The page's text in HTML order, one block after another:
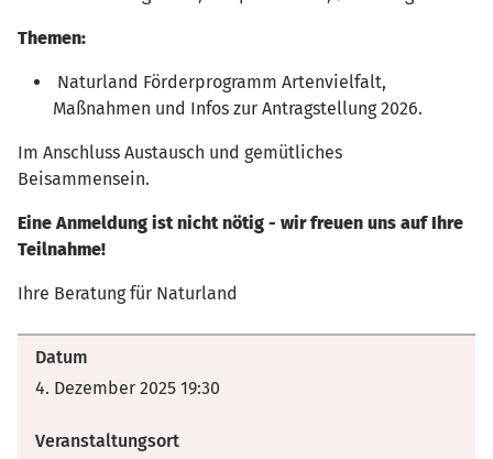
Themen:
Naturland Förderprogramm Artenvielfalt,
Maßnahmen und Infos zur Antragstellung 2026.
Im Anschluss Austausch und gemütliches
Beisammensein.
Eine Anmeldung ist nicht nötig - wir freuen uns auf Ihre
Teilnahme!
Ihre Beratung für Naturland
Datum
4. Dezember 2025 19:30
Veranstaltungsort